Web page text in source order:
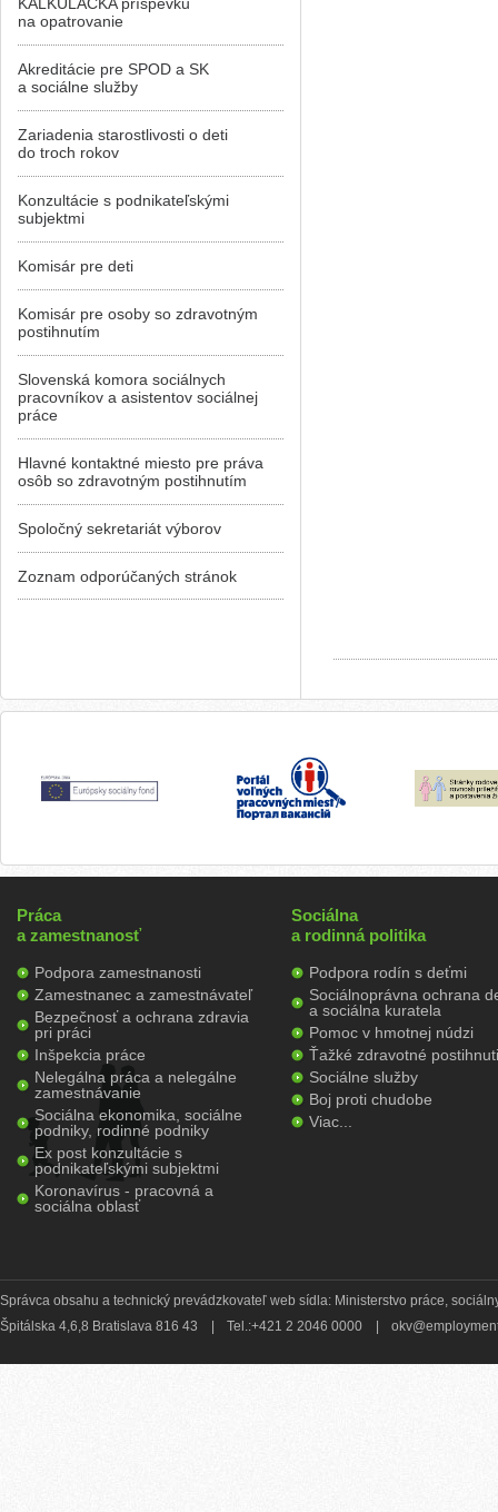
na opatrovanie
Akreditácie pre SPOD a SK
a sociálne služby
Zariadenia starostlivosti o deti
do troch rokov
Konzultácie s podnikateľskými
subjektmi
Komisár pre deti
Komisár pre osoby so zdravotným
postihnutím
Slovenská komora sociálnych
pracovníkov a asistentov sociálnej
práce
Hlavné kontaktné miesto pre práva
osôb so zdravotným postihnutím
Spoločný sekretariát výborov
Zoznam odporúčaných stránok
Práca
a zamestnanosť
Podpora zamestnanosti
Zamestnanec a zamestnávateľ
Bezpečnosť a ochrana zdravia
pri práci
Inšpekcia práce
Nelegálna práca a nelegálne
zamestnávanie
Sociálna ekonomika, sociálne
podniky, rodinné podniky
Ex post konzultácie s
podnikateľskými subjektmi
Koronavírus - pracovná a
sociálna oblasť
Sociálna
a rodinná politika
Podpora rodín s deťmi
Sociálnoprávna ochrana
a sociálna kuratela
Pomoc v hmotnej núdzi
Ťažké zdravotné
Sociálne služby
Boj proti chudobe
Viac...
Správca obsahu a technický prevádzkovateľ web sídla: Ministerstvo práce,
Špitálska 4,6,8 Bratislava 816 43
Tel.:+421 2 2046 0000